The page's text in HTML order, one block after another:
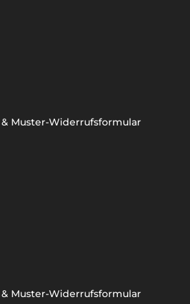
Muster-Widerrufsformular
Muster-Widerrufsformular